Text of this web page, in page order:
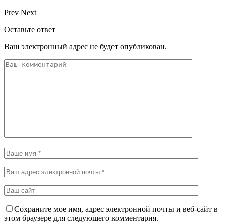
Prev Next
Оставьте ответ
Ваш электронный адрес не будет опубликован.
Сохраните мое имя, адрес электронной почты и веб-сайт в
этом браузере для следующего комментария.